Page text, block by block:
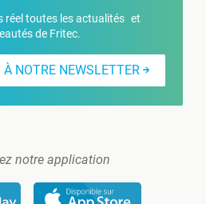
réel toutes les actualités et
de Fritec.
À NOTRE NEWSLETTER
notre application